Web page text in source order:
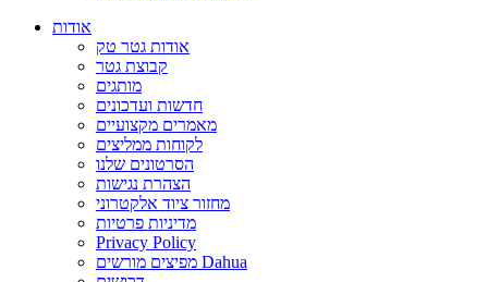
אודות
אודות גטר טק
קבוצת גטר
מותגים
חדשות ועדכונים
מאמרים מקצועיים
לקוחות ממליצים
הסרטונים שלנו
הצהרת נגישות
מחזור ציוד אלקטרוני
מדיניות פרטיות
Privacy Policy
מפיצים מורשים Dahua